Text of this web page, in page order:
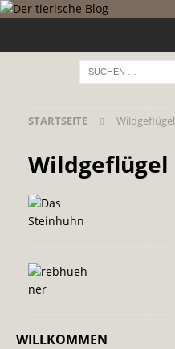
STARTSEITE Wildgeflügel
Wildgeflügel
WILLKOMMEN